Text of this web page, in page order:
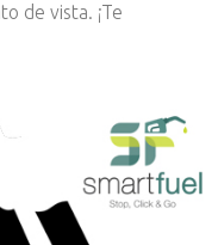
de vista. ¡Te